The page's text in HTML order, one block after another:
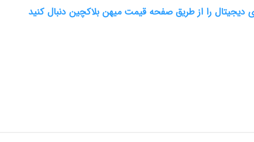
را از طریق صفحه قیمت میهن بلاکچین دنبال کنید